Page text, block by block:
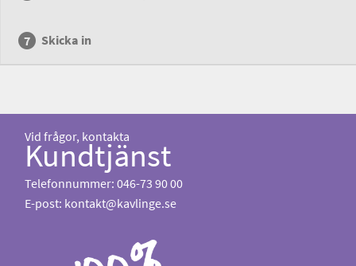
Skicka in
Vid frågor, kontakta
Kundtjänst
Telefonnummer: 046-73 90 00
E-post: kontakt@kavlinge.se